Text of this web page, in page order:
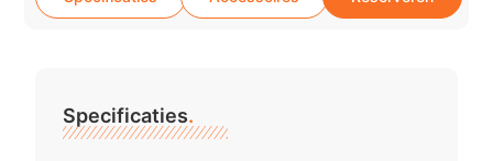
Specificaties.